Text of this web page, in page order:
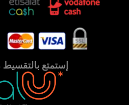
إستمتع بالتقسيط